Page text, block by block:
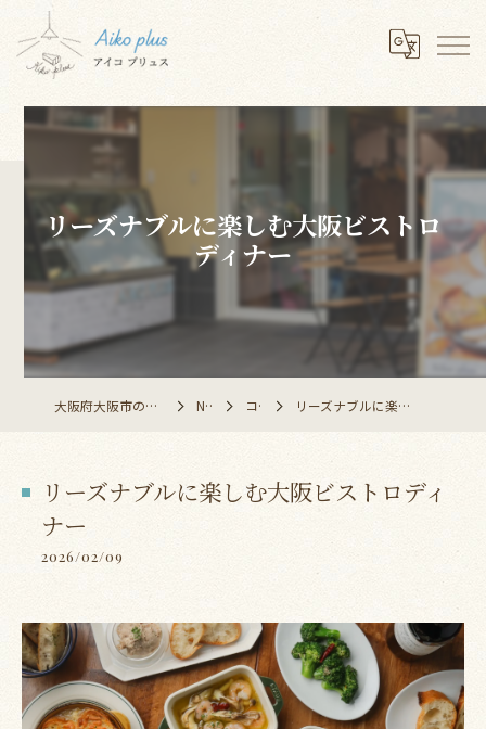
リーズナブルに楽しむ大阪ビストロ
ディナー
大阪府大阪市のレストランならAiko plus NEWS コラム リーズナブルに楽しむ大阪ビストロディナー
リーズナブルに楽しむ大阪ビストロディ
ナー
2026/02/09